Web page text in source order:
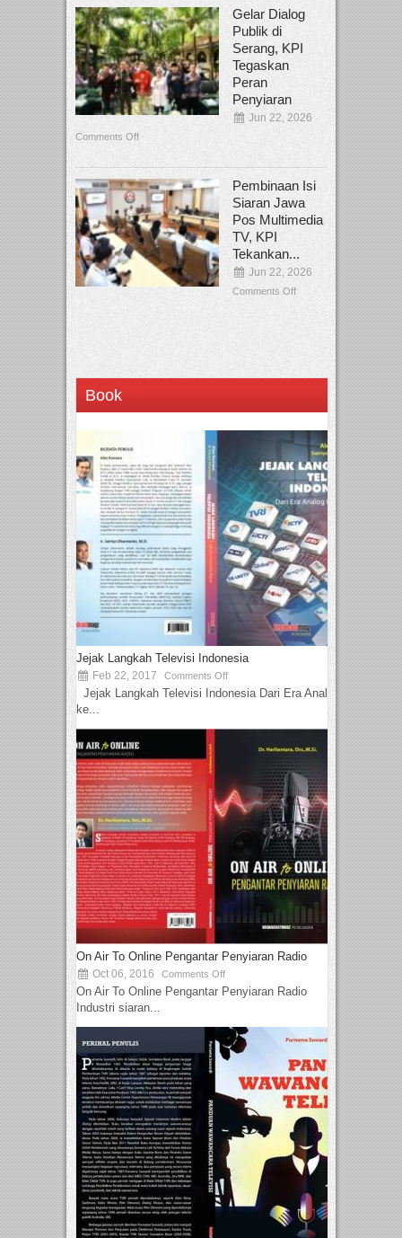
Gelar Dialog
Publik di
Serang, KPI
Tegaskan
Peran
Penyiaran
Jun 22, 2026
Comments Off
Pembinaan Isi
Siaran Jawa
Pos Multimedia
TV, KPI
Tekankan...
Jun 22, 2026
Comments Off
Book
Jejak Langkah Televisi Indonesia
Feb 22, 2017 Comments Off
Jejak Langkah Televisi Indonesia Dari Era Analog
ke...
On Air To Online Pengantar Penyiaran Radio
Oct 06, 2016 Comments Off
On Air To Online Pengantar Penyiaran Radio
Industri siaran...